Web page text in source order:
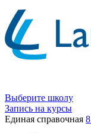
Выберите школу
Запись на курсы
Единая справочная